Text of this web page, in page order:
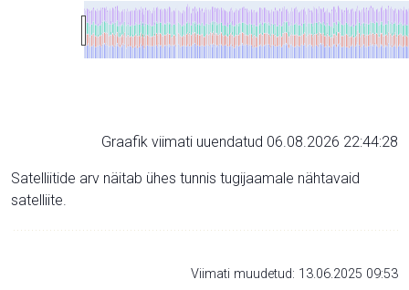
Graafik viimati uuendatud 06.08.2026 22:44:28
Satelliitide arv näitab ühes tunnis tugijaamale nähtavaid
satelliite.
Viimati muudetud: 13.06.2025 09:53